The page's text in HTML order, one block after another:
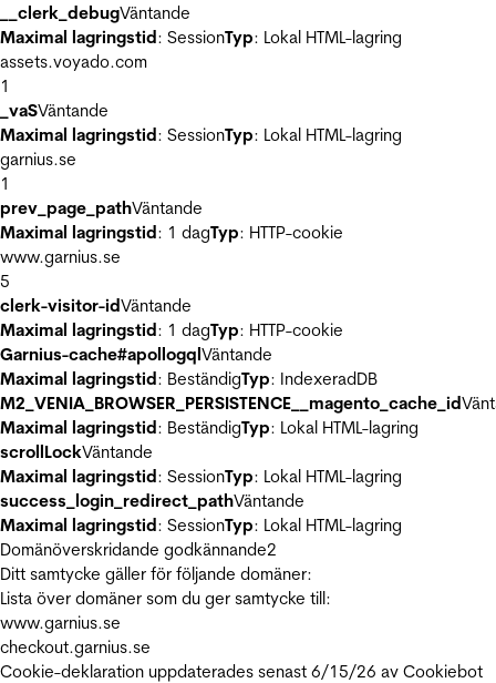
__clerk_debugVäntande
Maximal lagringstid: SessionTyp: Lokal HTML-lagring
assets.voyado.com
1
_vaSVäntande
Maximal lagringstid: SessionTyp: Lokal HTML-lagring
garnius.se
1
prev_page_pathVäntande
Maximal lagringstid: 1 dagTyp: HTTP-cookie
www.garnius.se
5
clerk-visitor-idVäntande
Maximal lagringstid: 1 dagTyp: HTTP-cookie
Garnius-cache#apollogqlVäntande
Maximal lagringstid: BeständigTyp: IndexeradDB
M2_VENIA_BROWSER_PERSISTENCE__magento_cache_id
Maximal lagringstid: BeständigTyp: Lokal HTML-lagring
scrollLockVäntande
Maximal lagringstid: SessionTyp: Lokal HTML-lagring
success_login_redirect_pathVäntande
Maximal lagringstid: SessionTyp: Lokal HTML-lagring
Domänöverskridande godkännande2
Ditt samtycke gäller för följande domäner:
Lista över domäner som du ger samtycke till:
www.garnius.se
checkout.garnius.se
Cookie-deklaration uppdaterades senast 6/15/26 av Cookiebot